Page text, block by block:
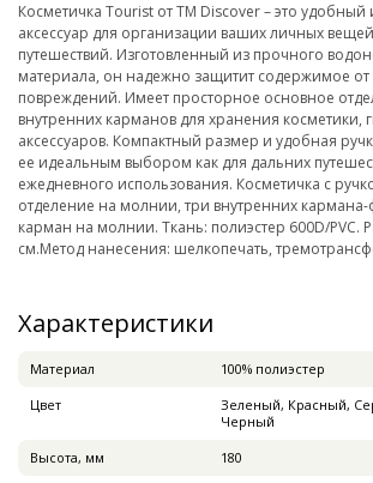
Косметичка Tourist от TM Discover – это
аксессуар для организации ваших личных
путешествий. Изготовленный из прочного
материала, он надежно защитит содержимое от
повреждений. Имеет просторное основное
внутренних карманов для хранения косметики,
аксессуаров. Компактный размер и удобная
ее идеальным выбором как для дальних
ежедневного использования. Косметичка с
отделение на молнии, три внутренних
карман на молнии. Ткань: полиэстер 600D/PVC.
см.Метод нанесения: шелкопечать,
Характеристики
Материал
100% полиэстер
Цвет
Зеленый, Красный,
Черный
Высота, мм
180